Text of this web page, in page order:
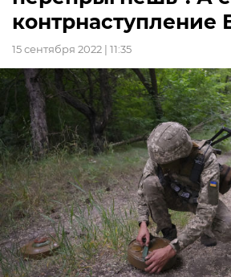
контрнаступление
15 сентября 2022 | 11:35